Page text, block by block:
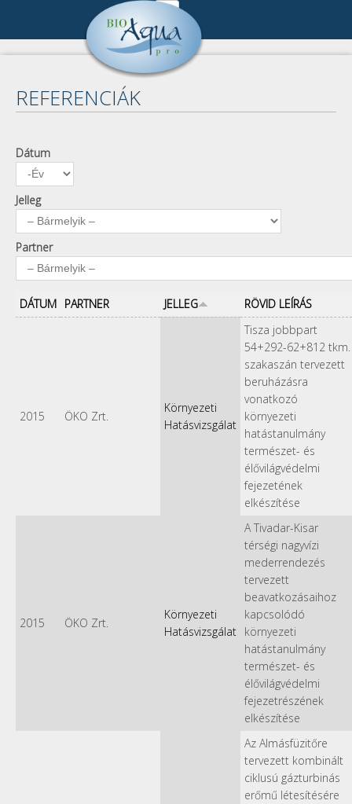
Cégünk
Referenciák
Összes referencia
Publikációk
REFERENCIÁK
Dátum
Dátum
Jelleg
Partner
DÁTUM PARTNER JELLEG RÖVID LEÍRÁS
2015 ÖKO Zrt.
Környezeti
Hatásvizsgálat
Tisza jobbpart
54+292-62+812 tkm.
szakaszán tervezett
beruházásra
vonatkozó
környezeti
hatástanulmány
természet- és
élővilágvédelmi
fejezetének
elkészítése
2015 ÖKO Zrt.
Környezeti
Hatásvizsgálat
A Tivadar-Kisar
térségi nagyvízi
mederrendezés
tervezett
beavatkozásaihoz
kapcsolódó
környezeti
hatástanulmány
természet- és
élővilágvédelmi
fejezetrészének
elkészítése
Az Almásfüzitőre
tervezett kombinált
ciklusú gázturbinás
erőmű létesítésére
DSC_6293.jpg